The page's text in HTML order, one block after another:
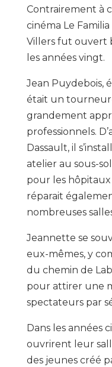
Contrairement à
cinéma Le
Villers fut ouvert
les années vingt.
Jean Puydebois,
était un
grandement
professionnels.
Dassault, il
atelier au sous-
pour les hôpitaux
réparait
nombreuses
Jeannette se
eux-mêmes, y
du chemin de
pour attirer une
spectateurs par
Dans les années
ouvrirent leur
des jeunes créé